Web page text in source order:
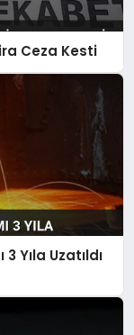
Ceza Kesti
Yıla Uzatıldı